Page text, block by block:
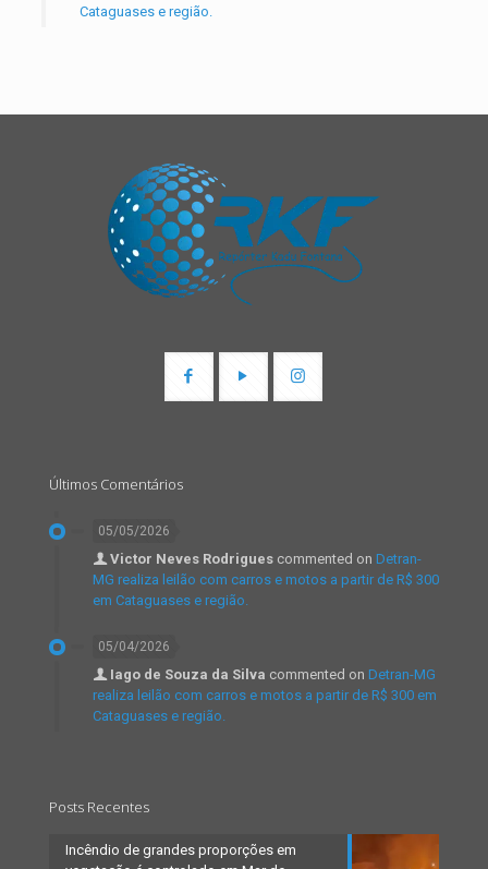
Cataguases e região.
Últimos Comentários
05/05/2026
Victor Neves Rodrigues commented on Detran-
MG realiza leilão com carros e motos a partir de R$ 300
em Cataguases e região.
05/04/2026
Iago de Souza da Silva commented on Detran-MG
realiza leilão com carros e motos a partir de R$ 300 em
Cataguases e região.
Posts Recentes
Incêndio de grandes proporções em